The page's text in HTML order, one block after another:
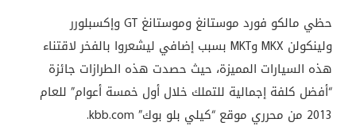
حظي مالكو فورد موستانغ وموستانغ GTوإكسبلورر
ولينكولن MKXوMKT بسبب إضافي ليشعروا بالفخر لاقتناء
هذه السيارات المميزة، حيث حصدت هذه الطرازات جائزة
“أفضل كلفة إجمالية للتملك خلال أول خمسة أعوام” للعام
2013 من محرري موقع “كيلي بلو بوك”
kbb.com
.